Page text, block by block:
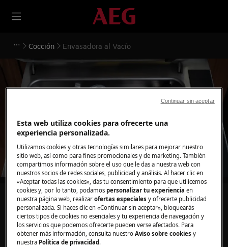
Cocción Envasadora al Vacío
Apoyo para Envasadora al
Vacío
Busca entre nuestros artículos de soporte
Esta web utiliza cookies para ofrecerte una
experiencia personalizada.
Utilizamos cookies y otras tecnologías similares para mejorar nuestro
sitio web, así como para fines promocionales y de marketing. También
compartimos información sobre el uso que le das a nuestra web con
nuestros socios de redes sociales, publicidad y análisis. Al hacer clic en
«Aceptar todas las cookies», das tu consentimiento para que utilicemos
cookies y, por lo tanto, podamospersonalizar tu experienciaen
nuestra página web, realizarofertas especiales y ofrecerte publicidad
personalizada. Si haces clic en «Continuar sin aceptar», bloquearás
ciertos tipos de cookies no esenciales y tu experiencia de navegación y
los servicios que podemos ofrecerte pueden verse afectados. Para
obtener más información, consulta nuestroAviso sobre cookies y
nuestra Política de privacidad .
Continuar sin aceptar